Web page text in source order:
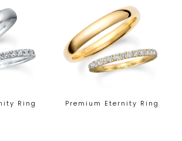
Ring Premium Eternity Ring